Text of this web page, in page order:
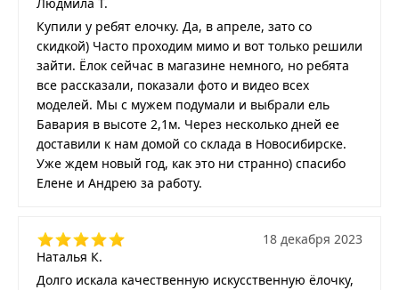
Купили у ребят елочку. Да, в апреле, зато со
скидкой) Часто проходим мимо и вот только решили
зайти. Ёлок сейчас в магазине немного, но ребята
все рассказали, показали фото и видео всех
моделей. Мы с мужем подумали и выбрали ель
Бавария в высоте 2,1м. Через несколько дней ее
доставили к нам домой со склада в Новосибирске.
Уже ждем новый год, как это ни странно) спасибо
Елене и Андрею за работу.
Наталья К.
18 декабря 2023
Долго искала качественную искусственную ёлочку,